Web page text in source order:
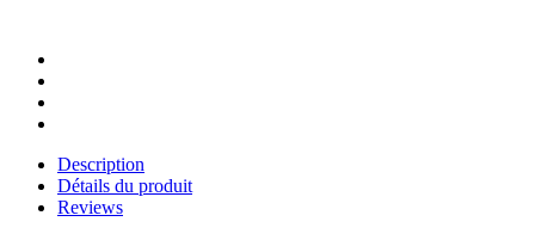
Description
Détails du produit
Reviews